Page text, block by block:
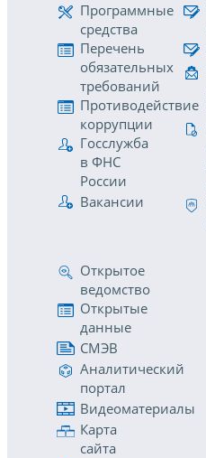
Программные
средства
Перечень
обязательных
требований
Противодействие
коррупции
Госслужба
в ФНС
России
Вакансии
Открытое
ведомство
Открытые
данные
СМЭВ
Аналитический
портал
Видеоматериалы
Карта
сайта